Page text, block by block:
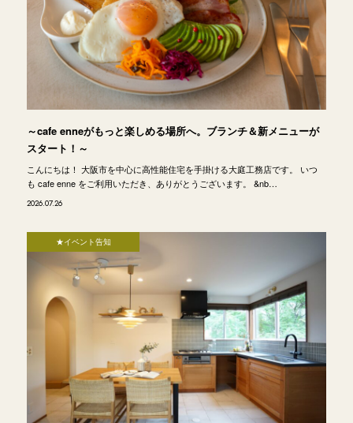
～cafe enneがもっと楽しめる場所へ。ブランチ＆新メニューが
スタート！～
こんにちは！ 大阪市を中心に高性能住宅を手掛ける大庭工務店です。 いつ
も cafe enne をご利用いただき、ありがとうございます。 &nb…
2026.07.26
★イベント告知